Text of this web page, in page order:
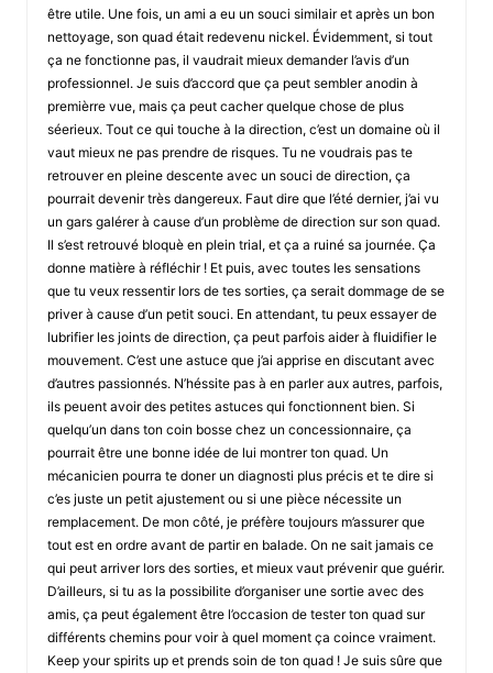
être utile. Une fois, un ami a eu un souci similair et après un bon
nettoyage, son quad était redevenu nickel. Évidemment, si tout
ça ne fonctionne pas, il vaudrait mieux demander l’avis d’un
professionnel. Je suis d’accord que ça peut sembler anodin à
premièrre vue, mais ça peut cacher quelque chose de plus
séerieux. Tout ce qui touche à la direction, c’est un domaine où il
vaut mieux ne pas prendre de risques. Tu ne voudrais pas te
retrouver en pleine descente avec un souci de direction, ça
pourrait devenir très dangereux. Faut dire que l’été dernier, j’ai vu
un gars galérer à cause d’un problème de direction sur son quad.
Il s’est retrouvé bloquè en plein trial, et ça a ruiné sa journée. Ça
donne matière à réfléchir ! Et puis, avec toutes les sensations
que tu veux ressentir lors de tes sorties, ça serait dommage de se
priver à cause d’un petit souci. En attendant, tu peux essayer de
lubrifier les joints de direction, ça peut parfois aider à fluidifier le
mouvement. C’est une astuce que j’ai apprise en discutant avec
d’autres passionnés. N’héssite pas à en parler aux autres, parfois,
ils peuent avoir des petites astuces qui fonctionnent bien. Si
quelqu’un dans ton coin bosse chez un concessionnaire, ça
pourrait être une bonne idée de lui montrer ton quad. Un
mécanicien pourra te doner un diagnosti plus précis et te dire si
c’es juste un petit ajustement ou si une pièce nécessite un
remplacement. De mon côté, je préfère toujours m’assurer que
tout est en ordre avant de partir en balade. On ne sait jamais ce
qui peut arriver lors des sorties, et mieux vaut prévenir que guérir.
D’ailleurs, si tu as la possibilite d’organiser une sortie avec des
amis, ça peut également être l’occasion de tester ton quad sur
différents chemins pour voir à quel moment ça coince vraiment.
Keep your spirits up et prends soin de ton quad ! Je suis sûre que